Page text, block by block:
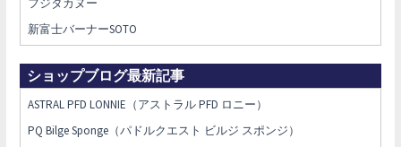
フジタカヌー
新富士バーナーSOTO
ショップブログ最新記事
ASTRAL PFD LONNIE（アストラル PFD ロニー）
PQ Bilge Sponge（パドルクエスト ビルジ スポンジ）